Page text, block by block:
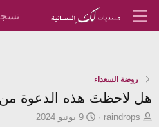
روضة السعداء
هل لاحظتَ هذه الدعوة
بraindrops
ت9 يونيو 2024